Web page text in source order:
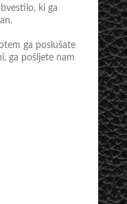
ki ga
ga poslušate
ga pošljete nam